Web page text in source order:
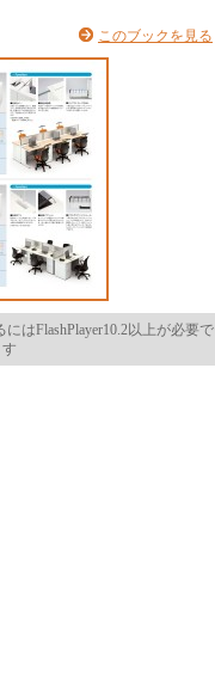
このブックを見る
はFlashPlayer10.2以上が必要で
す